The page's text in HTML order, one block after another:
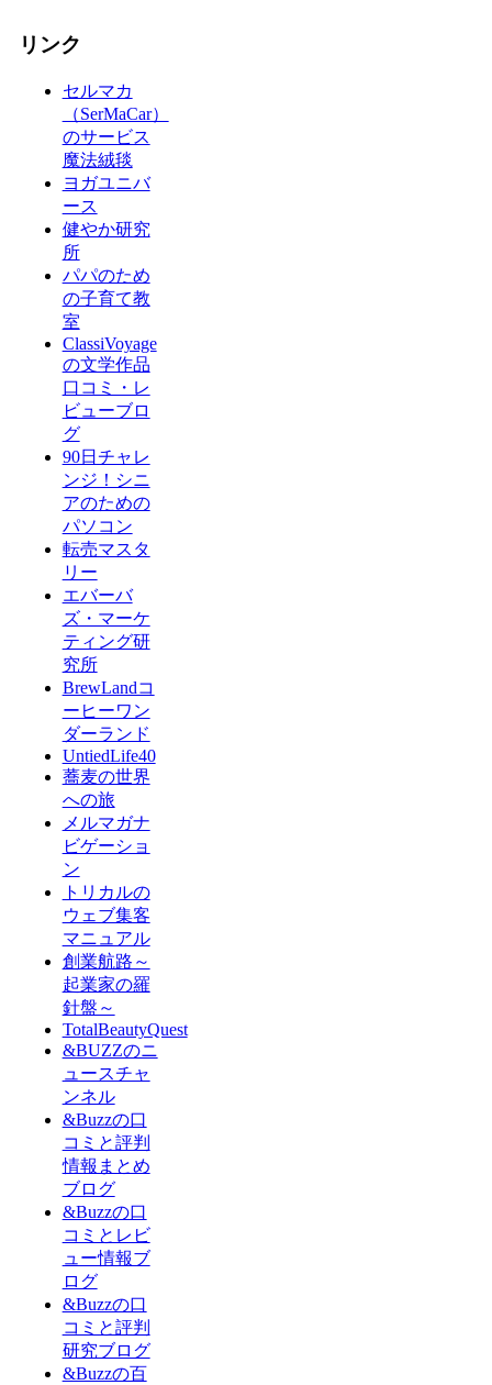
リンク
セルマカ
（SerMaCar）
のサービス
魔法絨毯
ヨガユニバ
ース
健やか研究
所
パパのため
の子育て教
室
ClassiVoyage
の文学作品
口コミ・レ
ビューブロ
グ
90日チャレ
ンジ！シニ
アのための
パソコン
転売マスタ
リー
エバーバ
ズ・マーケ
ティング研
究所
BrewLandコ
ーヒーワン
ダーランド
UntiedLife40
蕎麦の世界
への旅
メルマガナ
ビゲーショ
ン
トリカルの
ウェブ集客
マニュアル
創業航路～
起業家の羅
針盤～
TotalBeautyQuest
&BUZZのニ
ュースチャ
ンネル
&Buzzの口
コミと評判
情報まとめ
ブログ
&Buzzの口
コミとレビ
ュー情報ブ
ログ
&Buzzの口
コミと評判
研究ブログ
&Buzzの百